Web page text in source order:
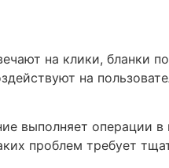
на клики, бланки
на
выполняет операции в
проблем требует